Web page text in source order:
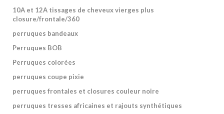
10A et 12A tissages de cheveux vierges plus
closure/frontale/360
perruques bandeaux
Perruques BOB
Perruques colorées
perruques coupe pixie
perruques frontales et closures couleur noire
perruques tresses africaines et rajouts synthétiques